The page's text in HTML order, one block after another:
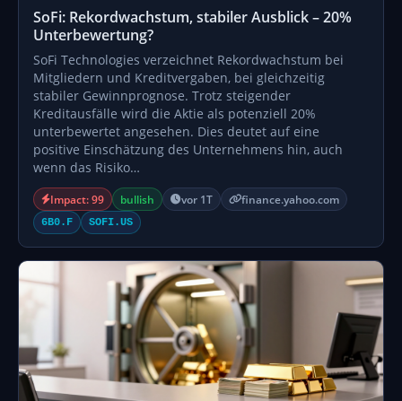
SoFi: Rekordwachstum, stabiler Ausblick – 20%
Unterbewertung?
SoFi Technologies verzeichnet Rekordwachstum bei
Mitgliedern und Kreditvergaben, bei gleichzeitig
stabiler Gewinnprognose. Trotz steigender
Kreditausfälle wird die Aktie als potenziell 20%
unterbewertet angesehen. Dies deutet auf eine
positive Einschätzung des Unternehmens hin, auch
wenn das Risiko…
Impact: 99 bullish vor 1T finance.yahoo.com
6B0.F SOFI.US